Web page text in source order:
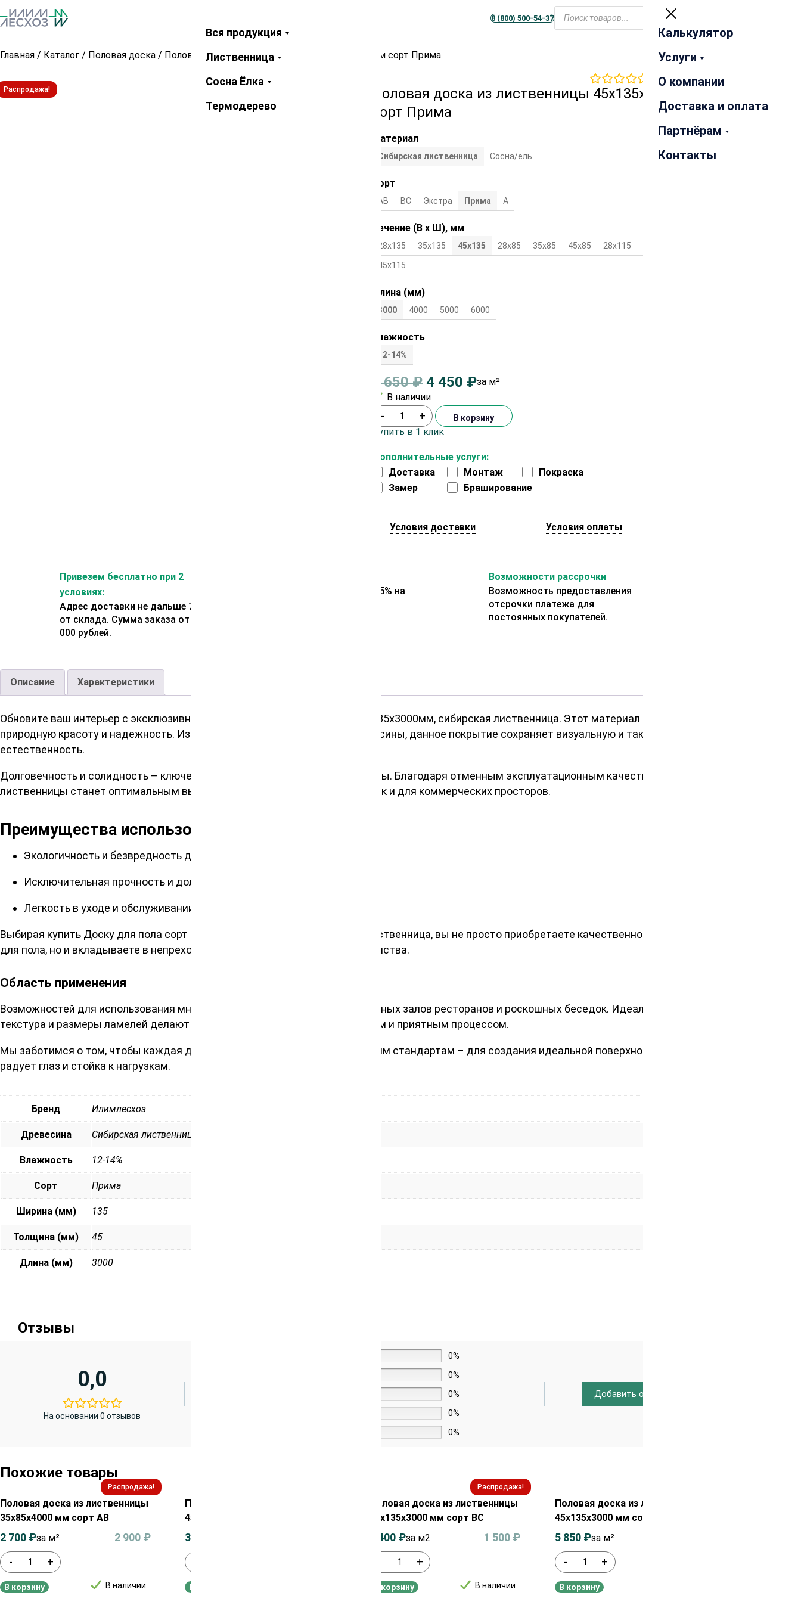
Телеграм
MAX8 (800) 500-54-37
Закрыть
Калькулятор
Услуги
О компании
Доставка и оплата
Партнёрам
Контакты
Закрыть
Вся продукция
Лиственница
Сосна Ёлка
Термодерево
Главная / Каталог / Половая доска / Половая доска из лиственницы 45х135х3000 мм сорт Прима
отзывов
Распродажа!
Половая доска из лиственницы 45х135х3000 мм
сорт Прима
Материал
Сибирская лиственница Сосна/ель
Сорт
АВ ВС Экстра Прима А
Сечение (В х Ш), мм
28х135 35х135 45х135 28х85 35х85 45х85 28х115
45х115
Длина (мм)
3000 4000 5000 6000
Влажность
12-14%
4 650₽ 4 450 ₽за м²
В наличии
Дополнительные услуги:
Доставка
Монтаж
Покраска
Замер
Браширование
- + В корзину
Купить в 1 клик
Условия доставки Условия оплаты
Привезем бесплатно при 2
условиях:
Адрес доставки не дальше 70 км
от склада. Сумма заказа от 200
000 рублей.
Представляем скидку 5% на
Возможности рассрочки
Возможность предоставления
отсрочки платежа для
постоянных покупателей.
Описание Характеристики
Обновите ваш интерьер с эксклюзивной Доской для пола сорт Прима 45х135х3000мм, сибирская лиственница. Этот материал выбирают за
природную красоту и надежность. Изготовленное из цельного куска древесины, данное покрытие сохраняет визуальную и тактильную
естественность.
Долговечность и солидность – ключевые атрибуты сибирской лиственницы. Благодаря отменным эксплуатационным качествам, пол из
лиственницы станет оптимальным выбором как для загородных домов, так и для коммерческих просторов.
Преимущества использования
Экологичность и безвредность для здоровья
Исключительная прочность и долговечность
Легкость в уходе и обслуживании
Выбирая купить Доску для пола сорт Прима 45х135х3000мм, сибирская лиственница, вы не просто приобретаете качественное покрытие
для пола, но и вкладываете в непреходящий дизайн и уют вашего пространства.
Область применения
Возможностей для использования много: от жилых помещений до просторных залов ресторанов и роскошных беседок. Идеальная
текстура и размеры ламелей делают монтаж этой доски для пола простым и приятным процессом.
Мы заботимся о том, чтобы каждая доска строго соответствовала высоким стандартам – для создания идеальной поверхности, которая
радует глаз и стойка к нагрузкам.
Бренд Илимлесхоз
Древесина Сибирская лиственница
Влажность 12-14%
Сорт Прима
Ширина (мм) 135
Толщина (мм) 45
Длина (мм) 3000
Отзывы
0,0
На основании 0 отзывов
0%
0%
0%
0%
0%
Добавить отзыв
Похожие товары
Распродажа!
Половая доска из лиственницы
35х85х4000 мм сорт АВ
- +
В наличии
2 900₽
2 700 ₽за м²
В корзину
Половая доска из лиственницы
45х115х3000 мм сорт АВ
3 350
Распродажа!
Половая доска из лиственницы
28х135х3000 мм сорт ВС
+
В наличии
1 500₽
1 400 ₽за м2
В корзину
Половая доска из лиственницы
45х135х3000 мм сорт Экстра
- +
5 850 ₽за м²
В корзину